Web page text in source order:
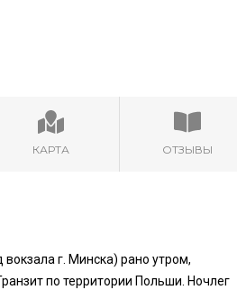
КАРТА ОТЗЫВЫ
г. Минска) рано утром,
по территории Польши. Ночлег